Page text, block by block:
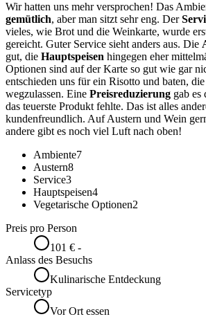
Wir hatten uns mehr versprochen! Das
gemütlich, aber man sitzt sehr eng. Der
vieles, wie Brot und die Weinkarte, wurde
gereicht. Guter Service sieht anders aus. Die
gut, die Hauptspeisen hingegen eher
Optionen sind auf der Karte so gut wie gar
entschieden uns für ein Risotto und baten,
wegzulassen. Eine Preisreduzierung gab
das teuerste Produkt fehlte. Das ist alles
kundenfreundlich. Auf Austern und Wein
andere gibt es noch viel Luft nach oben!
Ambiente7
Austern8
Service3
Hauptspeisen4
Vegetarische Optionen2
Preis pro Person
101 € -
Anlass des Besuchs
Kulinarische Entdeckung
Servicetyp
Vor Ort essen